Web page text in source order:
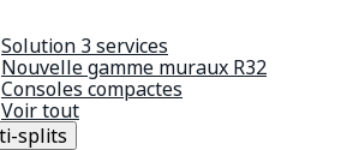
Solution 3 services
Nouvelle gamme muraux R32
Consoles compactes
Voir tout
splits